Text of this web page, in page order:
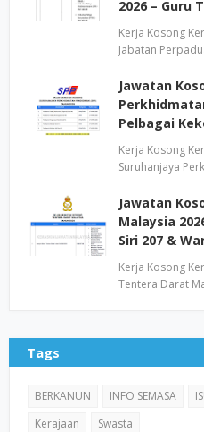
2026 – Guru
Kerja Kosong
Jabatan
Jawatan
Pelbagai
Kerja Kosong
Suruhanjaya
Jawatan
Malaysia
Siri 207 &
Kerja Kosong
Tentera Darat
Tags
BERKANUN INFO SEMASA
Kerajaan
Swasta